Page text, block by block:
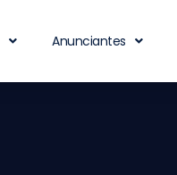
Anunciantes